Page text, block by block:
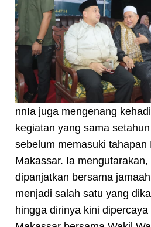
nnIa juga mengenang
kegiatan yang sama
sebelum memasuki tahapan
Makassar. Ia
dipanjatkan bersama
menjadi salah satu yang
hingga dirinya kini